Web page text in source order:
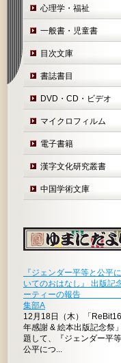
心理学・福祉
一般書・児童書
目次文庫
書誌書目
DVD・CD・ビデオ
マイクロフィルム
電子書籍
漢字文化研究叢書
中国学術文庫
『ジェンダー平等と公平
いてのおはなし』 出版記
ーティーの報告
集部A
12月18日（木）「
年感謝 & 絵本出版記念祭
題して、『ジェンダー平
公平につ...